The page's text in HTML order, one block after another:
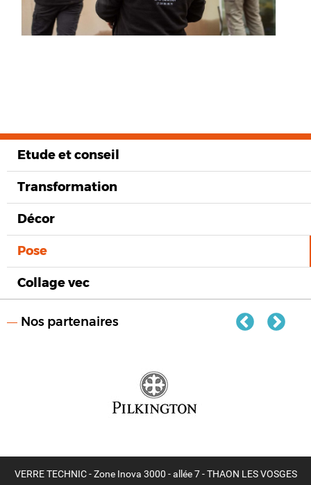
Etude et conseil
Transformation
Décor
Pose
Collage vec
Nos partenaires
VERRE TECHNIC - Zone Inova 3000 - allée 7 - THAON LES VOSGES